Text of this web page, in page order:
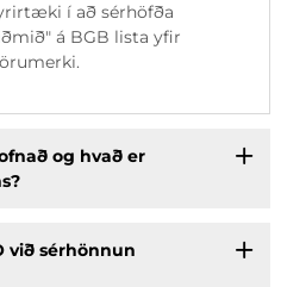
í að sérhöfða
á BGB lista yfir
og hvað er
við sérhönnun